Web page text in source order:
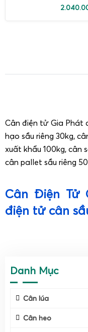
Danh Mục
Cân lúa
Cân heo
Cân điện tử Gia Phát
hạo sầu riêng 30kg,
xuất khẩu 100kg, cân
cân pallet sầu riêng
Cân Điện Tử
điện tử cân
Cân Điện Tử Gia
vật tư khác cho